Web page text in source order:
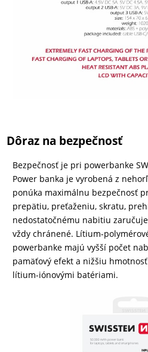
Dôraz na bezpečnosť
Bezpečnosť je pri powerbanke
Power banka je vyrobená z
ponúka maximálnu bezpečnosť
prepätiu, preťaženiu, skratu,
nedostatočnému nabitiu
vždy chránené. Lítium-
powerbanke majú vyšší počet
pamäťový efekt a nižšiu
lítium-iónovými batériami.